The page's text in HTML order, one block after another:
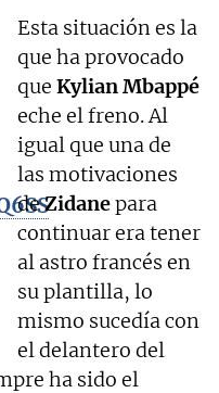
Esta situación es la
que ha provocado
queKylian Mbappé
eche el freno. Al
igual que una de
las motivaciones
deZidanepara
continuar era tener
al astro francés en
su plantilla, lo
mismo sucedía con
el delantero del
ha sido el